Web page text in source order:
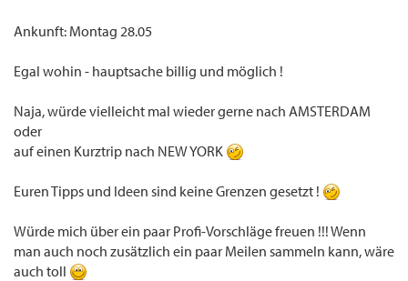
Ankunft: Montag 28.05
Egal wohin - hauptsache billig und möglich !
Naja, würde vielleicht mal wieder gerne nach AMSTERDAM
oder
auf einen Kurztrip nach NEW YORK
Euren Tipps und Ideen sind keine Grenzen gesetzt !
Würde mich über ein paar Profi-Vorschläge freuen !!! Wenn
man auch noch zusätzlich ein paar Meilen sammeln kann, wäre
auch toll